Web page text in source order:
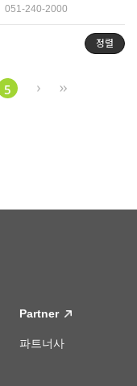
051-240-2000
정렬
5
Partner
파트너사